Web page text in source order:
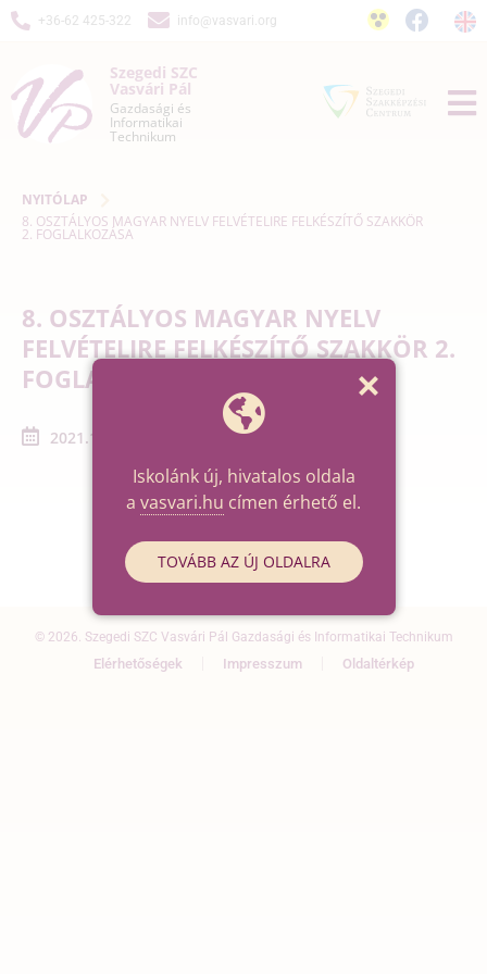
+36-62 425-322 info@vasvari.org
Szegedi SZC
Vasvári Pál
Gazdasági és
Informatikai
Technikum
NYITÓLAP
8. OSZTÁLYOS MAGYAR NYELV FELVÉTELIRE FELKÉSZÍTŐ SZAKKÖR
2. FOGLALKOZÁSA
8. OSZTÁLYOS MAGYAR NYELV
FELVÉTELIRE FELKÉSZÍTŐ SZAKKÖR 2.
FOGLALKOZÁSA
2021.10.05. - 2021.10.05.
© 2026. Szegedi SZC Vasvári Pál Gazdasági és Informatikai Technikum
Elérhetőségek Impresszum Oldaltérkép
Iskolánk új, hivatalos oldala
a vasvari.hu címen érhető el.
TOVÁBB AZ ÚJ OLDALRA